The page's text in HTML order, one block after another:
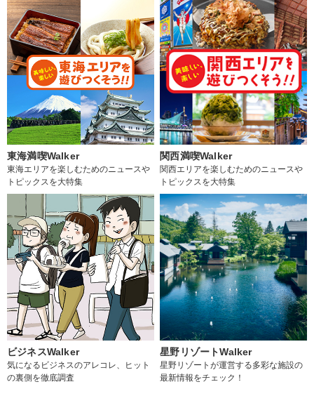
東海満喫Walker
東海エリアを楽しむためのニュースや
トピックスを大特集
関西満喫Walker
関西エリアを楽しむためのニュースや
トピックスを大特集
ビジネスWalker
気になるビジネスのアレコレ、ヒット
の裏側を徹底調査
星野リゾートWalker
星野リゾートが運営する多彩な施設の
最新情報をチェック！